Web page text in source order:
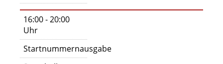
16:00 - 20:00
Uhr
Startnummernausgabe